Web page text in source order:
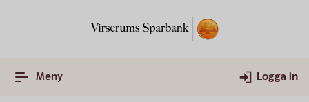
Meny Logga in